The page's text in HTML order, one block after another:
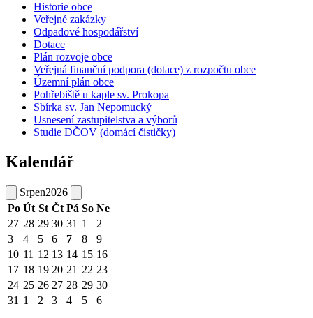
Historie obce
Veřejné zakázky
Odpadové hospodářství
Dotace
Plán rozvoje obce
Veřejná finanční podpora (dotace) z rozpočtu obce
Územní plán obce
Pohřebiště u kaple sv. Prokopa
Sbírka sv. Jan Nepomucký
Usnesení zastupitelstva a výborů
Studie DČOV (domácí čističky)
Kalendář
Srpen2026
Po Út St Čt Pá So Ne
27 28 29 30 31 1
2
3
4 5 6 7 8
9
10 11 12 13 14 15 16
17 18 19 20 21 22 23
24 25 26 27 28 29 30
31 1 2 3 4 5 6